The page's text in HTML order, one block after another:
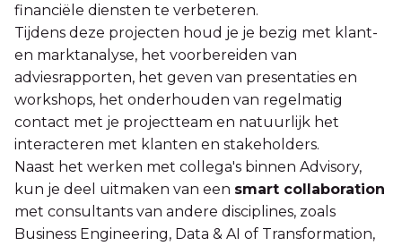
financiële diensten te verbeteren.
Tijdens deze projecten houd je je bezig met klant-
en marktanalyse, het voorbereiden van
adviesrapporten, het geven van presentaties en
workshops, het onderhouden van regelmatig
contact met je projectteam en natuurlijk het
interacteren met klanten en stakeholders.
Naast het werken met collega's binnen Advisory,
kun je deel uitmaken van een smart collaboration
met consultants van andere disciplines, zoals
Business Engineering, Data & AI of Transformation,